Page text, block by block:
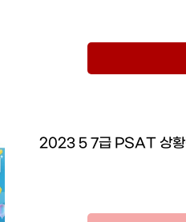
2023 5 7급 PSAT 상황